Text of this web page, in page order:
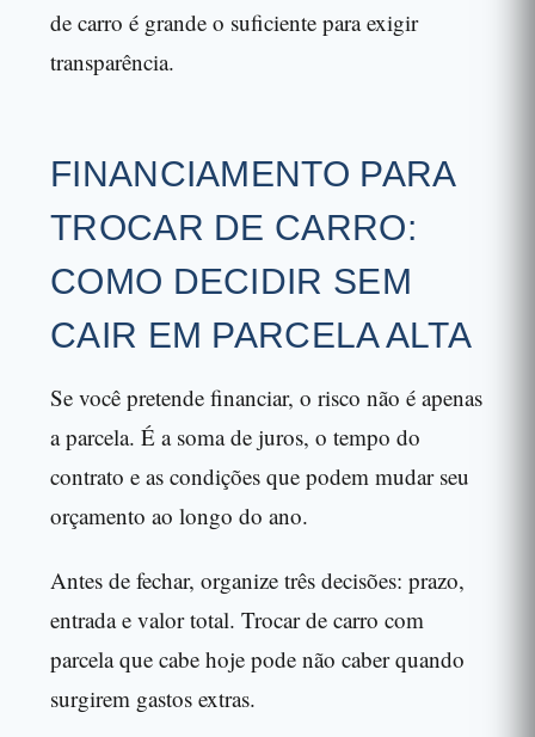
de carro é grande o suficiente para exigir
transparência.
FINANCIAMENTO PARA
TROCAR DE CARRO:
COMO DECIDIR SEM
CAIR EM PARCELA ALTA
Se você pretende financiar, o risco não é apenas
a parcela. É a soma de juros, o tempo do
contrato e as condições que podem mudar seu
orçamento ao longo do ano.
Antes de fechar, organize três decisões: prazo,
entrada e valor total. Trocar de carro com
parcela que cabe hoje pode não caber quando
surgirem gastos extras.